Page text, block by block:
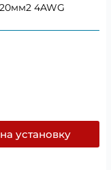
4AWG
установку